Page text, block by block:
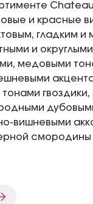
и красные
гладким и
и
медовыми
тонами
вишневыми
смородины